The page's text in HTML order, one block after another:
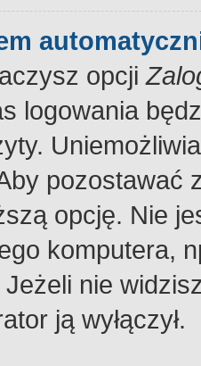
opcji
logowania
pozostawać
opcję. Nie
komputera,
nie
ją wyłączył.